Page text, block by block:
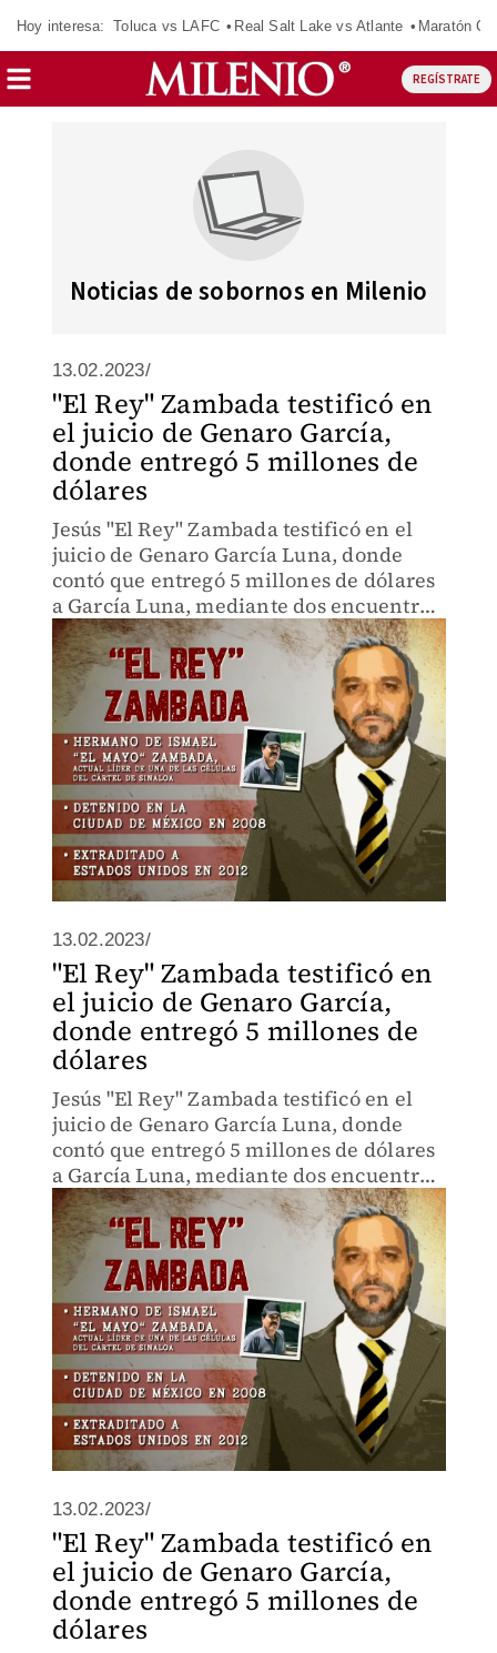
Hoy interesa: Toluca vs LAFC Real Salt Lake vs Atlante Maratón
REGÍSTRATE
Noticias de sobornos en Milenio
13.02.2023/
"El Rey" Zambada testificó en
el juicio de Genaro García,
donde entregó 5 millones de
dólares
Jesús "El Rey" Zambada testificó en el
juicio de Genaro García Luna, donde
contó que entregó 5 millones de dólares
a García Luna, mediante dos encuentros.
El exsecretario de seguridad, se negó
firmemente a testificar. Aquí la crónica
13.02.2023/
"El Rey" Zambada testificó en
el juicio de Genaro García,
donde entregó 5 millones de
dólares
Jesús "El Rey" Zambada testificó en el
juicio de Genaro García Luna, donde
contó que entregó 5 millones de dólares
a García Luna, mediante dos encuentros.
El exsecretario de seguridad, se negó
firmemente a testificar. Aquí la crónica
13.02.2023/
"El Rey" Zambada testificó en
el juicio de Genaro García,
donde entregó 5 millones de
dólares